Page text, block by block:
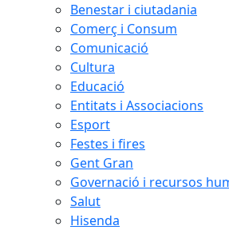
Benestar i ciutadania
Comerç i Consum
Comunicació
Cultura
Educació
Entitats i Associacions
Esport
Festes i fires
Gent Gran
Governació i recursos
Salut
Hisenda